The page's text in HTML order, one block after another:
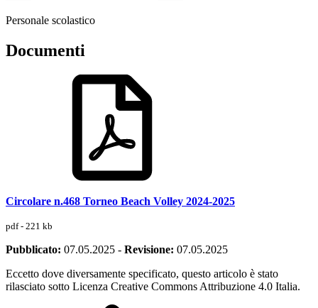
Personale scolastico
Documenti
Circolare n.468 Torneo Beach Volley 2024-2025
pdf - 221 kb
Pubblicato: 07.05.2025 - Revisione: 07.05.2025
Eccetto dove diversamente specificato, questo articolo è stato
rilasciato sotto Licenza Creative Commons Attribuzione 4.0 Italia.